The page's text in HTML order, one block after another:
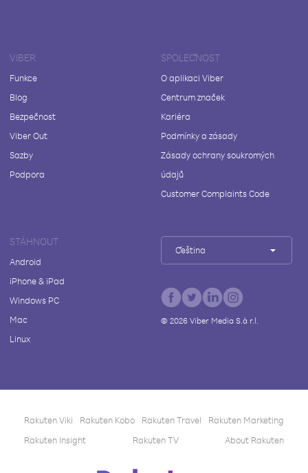
VIBER
Funkce
Blog
Bezpečnost
Viber Out
Sazby
Podpora
SPOLEČNOST
O aplikaci Viber
Centrum značek
Kariéra
Podmínky a zásady
Zásady ochrany soukromých
údajů
Customer Complaints Code
STÁHNOUT
Android
iPhone & iPad
Windows PC
Mac
Linux
Čeština
© 2026Viber Media S.à r.l.
Rakuten Viki Rakuten Kobo Rakuten Travel
Rakuten Marketing
Rakuten Insight
Rakuten TV About Rakuten